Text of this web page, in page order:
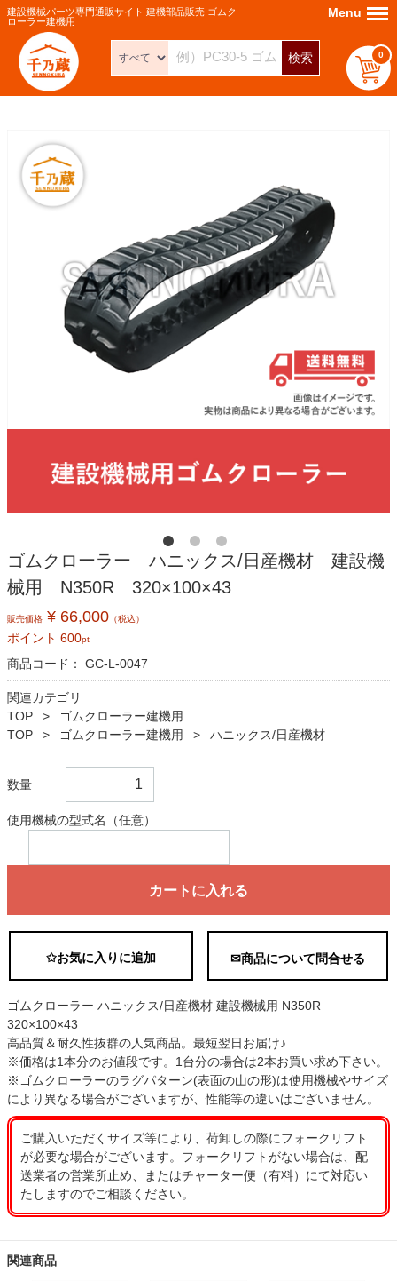
建設機械パーツ専門通販サイト 建機部品販売 ゴムク
ローラー建機用
検索 0
Menu Menu
ゴムクローラー ハニックス/日産機材 建設機
械用 N350R 320×100×43
販売価格 ¥ 66,000 （税込）
ポイント 600pt
商品コード： GC-L-0047
関連カテゴリ
TOP
ゴムクローラー建機用
TOP
ゴムクローラー建機用 ハニックス/日産機材
数量
使用機械の型式名（任意）
カートに入れる
✩お気に入りに追加 ✉商品について問合せる
ゴムクローラー ハニックス/日産機材 建設機械用 N350R
320×100×43
高品質＆耐久性抜群の人気商品。最短翌日お届け♪
※価格は1本分のお値段です。1台分の場合は2本お買い求め下さい。
※ゴムクローラーのラグパターン(表面の山の形)は使用機械やサイズ
により異なる場合がございますが、性能等の違いはございません。
ご購入いただくサイズ等により、荷卸しの際にフォークリフト
が必要な場合がございます。フォークリフトがない場合は、配
送業者の営業所止め、またはチャーター便（有料）にて対応い
たしますのでご相談ください。
関連商品